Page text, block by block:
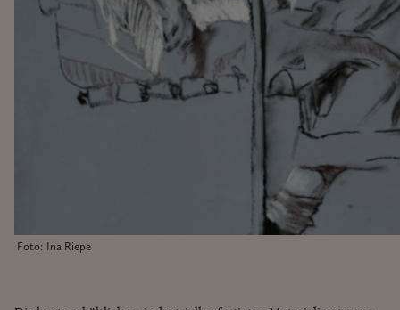
Foto: Ina Riepe